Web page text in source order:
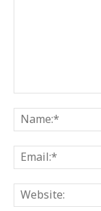
Comment: